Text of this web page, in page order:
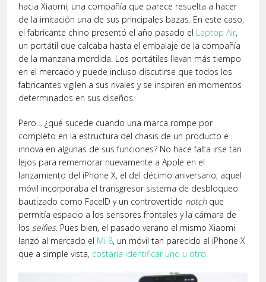
hacia Xiaomi, una compañía que parece resuelta a hacer
de la imitación una de sus principales bazas. En este caso,
el fabricante chino presentó el año pasado el Laptop Air,
un portátil que calcaba hasta el embalaje de la compañía
de la manzana mordida. Los portátiles llevan más tiempo
en el mercado y puede incluso discutirse que todos los
fabricantes vigilen a sus rivales y se inspiren en momentos
determinados en sus diseños.
Pero… ¿qué sucede cuando una marca rompe por
completo en la estructura del chasis de un producto e
innova en algunas de sus funciones? No hace falta irse tan
lejos para rememorar nuevamente a Apple en el
lanzamiento del iPhone X, el del décimo aniversario; aquel
móvil incorporaba el transgresor sistema de desbloqueo
bautizado como FaceID y un controvertido notchque
permitía espacio a los sensores frontales y la cámara de
losselfies. Pues bien, el pasado verano el mismo Xiaomi
lanzó al mercado el Mi 8, un móvil tan parecido al iPhone X
que a simple vista, costaría identificar uno u otro.